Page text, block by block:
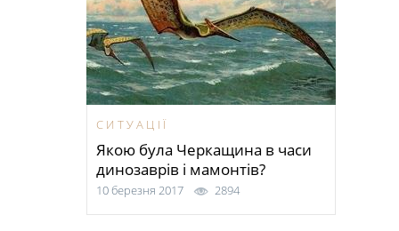
СИТУАЦІЇ
Якою була Черкащина в часи
динозаврів і мамонтів?
10 березня 2017 2894